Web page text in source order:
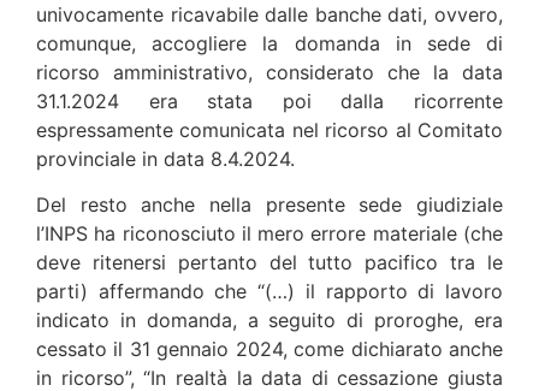
univocamente ricavabile dalle banche dati, ovvero,
comunque, accogliere la domanda in sede di
ricorso amministrativo, considerato che la data
31.1.2024 era stata poi dalla ricorrente
espressamente comunicata nel ricorso al Comitato
provinciale in data 8.4.2024.
Del resto anche nella presente sede giudiziale
l’INPS ha riconosciuto il mero errore materiale (che
deve ritenersi pertanto del tutto pacifico tra le
parti) affermando che “(…) il rapporto di lavoro
indicato in domanda, a seguito di proroghe, era
cessato il 31 gennaio 2024, come dichiarato anche
in ricorso”, “In realtà la data di cessazione giusta